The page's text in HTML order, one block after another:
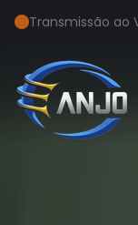
Transmissão ao